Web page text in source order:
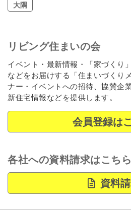
大隅
リビング住まいの会
イベント・最新情報・「家づくり
などをお届けする「住まいづくり
ナー・イベントへの招待、協賛企
新住宅情報などを提供します。
会員登録は
各社への資料請求はこち
資料